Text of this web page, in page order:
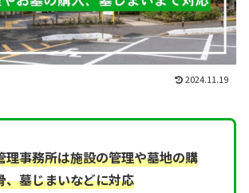
2024.11.19
理事務所は施設の管理や墓地の購
、墓じまいなどに対応